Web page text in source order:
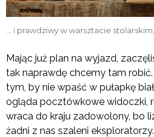
… i prawdziwy w warsztacie stolarskim.
Mając już plan na wyjazd,
tak naprawdę chcemy tam
tym, by nie wpaść w pułapkę
ogląda pocztówkowe widoczki,
wraca do kraju zadowolony, bo
żadni z nas szaleni